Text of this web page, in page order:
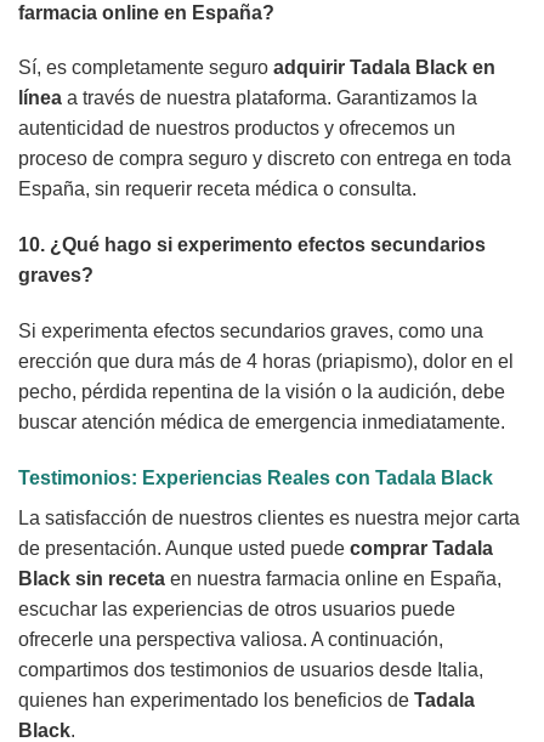
farmacia online en España?
Sí, es completamente seguro adquirir Tadala Black en
línea a través de nuestra plataforma. Garantizamos la
autenticidad de nuestros productos y ofrecemos un
proceso de compra seguro y discreto con entrega en toda
España, sin requerir receta médica o consulta.
10. ¿Qué hago si experimento efectos secundarios
graves?
Si experimenta efectos secundarios graves, como una
erección que dura más de 4 horas (priapismo), dolor en el
pecho, pérdida repentina de la visión o la audición, debe
buscar atención médica de emergencia inmediatamente.
Testimonios: Experiencias Reales con Tadala Black
La satisfacción de nuestros clientes es nuestra mejor carta
de presentación. Aunque usted puede comprar Tadala
Black sin receta en nuestra farmacia online en España,
escuchar las experiencias de otros usuarios puede
ofrecerle una perspectiva valiosa. A continuación,
compartimos dos testimonios de usuarios desde Italia,
quienes han experimentado los beneficios de Tadala
Black.